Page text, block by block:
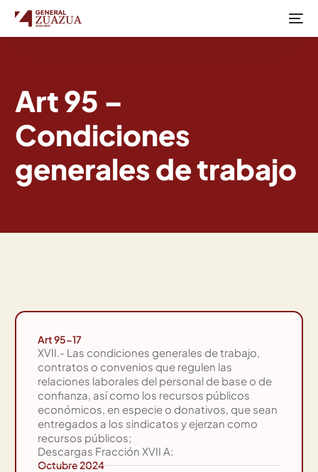
Art 95 –
Condiciones
generales de trabajo
Art 95-17
XVII.- Las condiciones generales de trabajo,
contratos o convenios que regulen las
relaciones laborales del personal de base o de
confianza, así como los recursos públicos
económicos, en especie o donativos, que sean
entregados a los sindicatos y ejerzan como
recursos públicos;
Descargas Fracción XVII A:
Octubre 2024